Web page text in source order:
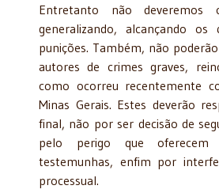
Entretanto não deveremos
generalizando, alcançando
punições. Também, não
autores de crimes graves,
como ocorreu recentemente
Minas Gerais. Estes deverão
final, não por ser decisão de
pelo perigo que oferecem
testemunhas, enfim por
processual.